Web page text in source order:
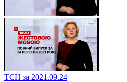
ТСН за 2021.09.24